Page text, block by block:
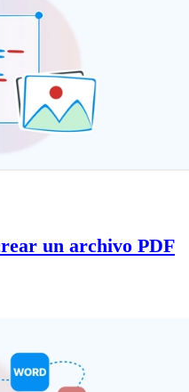
un archivo PDF